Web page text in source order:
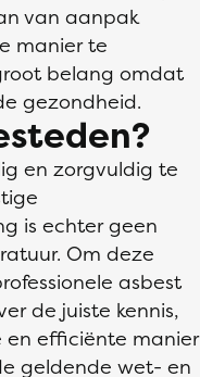
van aanpak
manier te
belang omdat
gezondheid.
en zorgvuldig te
is echter geen
Om deze
asbest
de juiste kennis,
en efficiënte manier
geldende wet- en